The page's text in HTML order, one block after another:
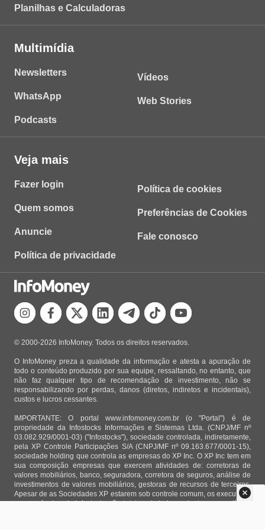
Planilhas e Calculadoras
Multimídia
Newsletters
WhatsApp
Podcasts
Vídeos
Web Stories
Veja mais
Fazer login
Quem somos
Anuncie
Política de privacidade
Política de cookies
Preferências de Cookies
Fale conosco
© 2000-2026 InfoMoney. Todos os direitos reservados.
O InfoMoney preza a qualidade da informação e atesta a apuração de
todo o conteúdo produzido por sua equipe, ressaltando, no entanto, que
não faz qualquer tipo de recomendação de investimento, não se
responsabilizando por perdas, danos (diretos, indiretos e incidentais),
custos e lucros cessantes.
IMPORTANTE: O portal www.infomoney.com.br (o "Portal") é de
propriedade da Infostocks Informações e Sistemas Ltda. (CNPJ/MF nº
03.082.929/0001-03) ("Infostocks"), sociedade controlada, indiretamente,
pela XP Controle Participações S/A (CNPJ/MF nº 09.163.677/0001-15),
sociedade holding que controla as empresas do XP Inc. O XP Inc tem em
sua composição empresas que exercem atividades de: corretoras de
valores mobiliários, banco, seguradora, corretora de seguros, análise de
investimentos de valores mobiliários, gestoras de recursos de terceiros.
Apesar de as Sociedades XP estarem sob controle comum, os executivos
responsáveis pela Infostocks são totalmente independentes e as notícias,